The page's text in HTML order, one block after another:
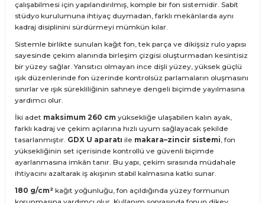
çalışabilmesi için yapılandırılmış, komple bir fon sistemidir. Sabit
stüdyo kurulumuna ihtiyaç duymadan, farklı mekânlarda aynı
kadraj disiplinini sürdürmeyi mümkün kılar.
Sistemle birlikte sunulan kağıt fon, tek parça ve dikişsiz rulo yapısı
sayesinde çekim alanında birleşim çizgisi oluşturmadan kesintisiz
bir yüzey sağlar. Yansıtıcı olmayan ince dişli yüzey, yüksek güçlü
ışık düzenlerinde fon üzerinde kontrolsüz parlamaların oluşmasını
sınırlar ve ışık sürekliliğinin sahneye dengeli biçimde yayılmasına
yardımcı olur.
İki adet maksimum 260 cm yüksekliğe ulaşabilen kalın ayak,
farklı kadraj ve çekim açılarına hızlı uyum sağlayacak şekilde
tasarlanmıştır. GDX U aparatı ile makara–zincir sistemi, fon
yüksekliğinin set içerisinde kontrollü ve güvenli biçimde
ayarlanmasına imkân tanır. Bu yapı, çekim sırasında müdahale
ihtiyacını azaltarak iş akışının stabil kalmasına katkı sunar.
180 g/cm² kağıt yoğunluğu, fon açıldığında yüzey formunun